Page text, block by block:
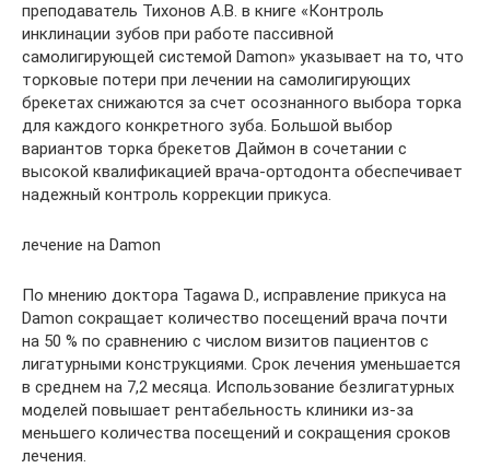
преподаватель Тихонов А.В. в книге «Контроль
инклинации зубов при работе пассивной
самолигирующей системой Damon» указывает на то, что
торковые потери при лечении на самолигирующих
брекетах снижаются за счет осознанного выбора торка
для каждого конкретного зуба. Большой выбор
вариантов торка брекетов Даймон в сочетании с
высокой квалификацией врача-ортодонта обеспечивает
надежный контроль коррекции прикуса.
лечение на Damon
По мнению доктора Tagawa D., исправление прикуса на
Damon сокращает количество посещений врача почти
на 50 % по сравнению с числом визитов пациентов с
лигатурными конструкциями. Срок лечения уменьшается
в среднем на 7,2 месяца. Использование безлигатурных
моделей повышает рентабельность клиники из-за
меньшего количества посещений и сокращения сроков
лечения.